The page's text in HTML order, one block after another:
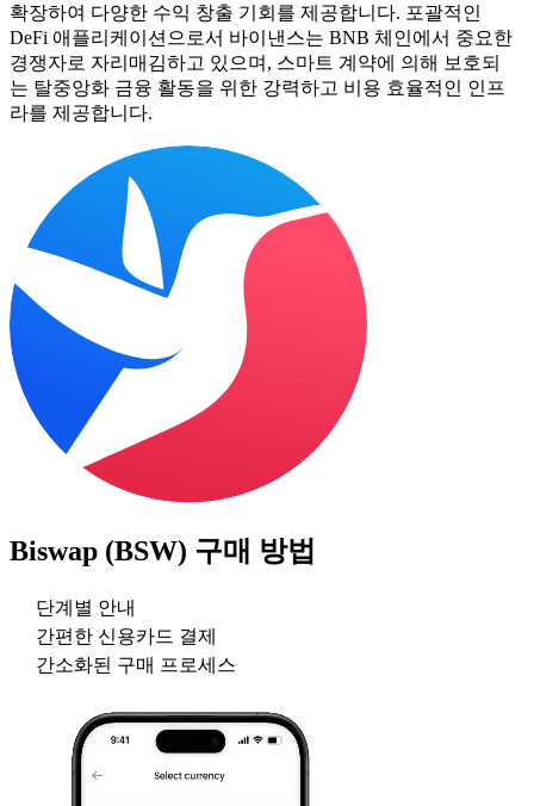
확장하여 다양한 수익 창출 기회를 제공합니다. 포괄적인
DeFi 애플리케이션으로서 바이낸스는 BNB 체인에서 중요한
경쟁자로 자리매김하고 있으며, 스마트 계약에 의해 보호되
는 탈중앙화 금융 활동을 위한 강력하고 비용 효율적인 인프
라를 제공합니다.
Biswap (BSW) 구매 방법
단계별 안내
간편한 신용카드 결제
간소화된 구매 프로세스